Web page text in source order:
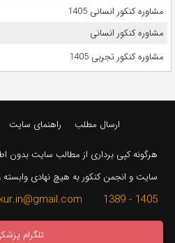
مشاوره کنکور انسانی 1405
مشاوره کنکور انسانی
مشاوره کنکور تجربی 1405
ارسال مطلب راهنمای سایت
هرگونه کپی برداری از مطالب سایت بدون
سایت و انجمن کنکور به هیچ نهادی
1405 - 1389 konkur.in@gmail.com
تلگرام